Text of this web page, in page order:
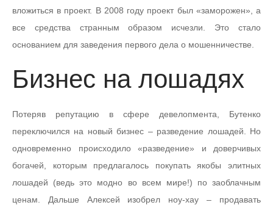
вложиться в проект. В 2008 году проект был «заморожен», а
все средства странным образом исчезли. Это стало
основанием для заведения первого дела о мошенничестве.
Бизнес на лошадях
Потеряв репутацию в сфере девелопмента, Бутенко
переключился на новый бизнес – разведение лошадей. Но
одновременно происходило «разведение» и доверчивых
богачей, которым предлагалось покупать якобы элитных
лошадей (ведь это модно во всем мире!) по заоблачным
ценам. Дальше Алексей изобрел ноу-хау – продавать